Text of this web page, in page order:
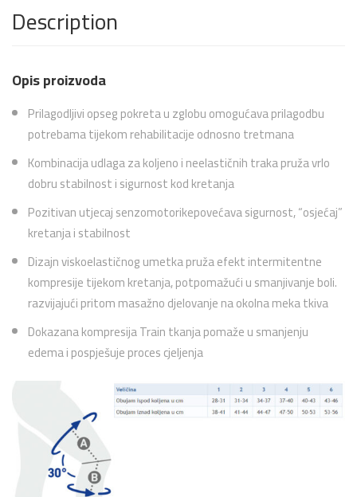
Description
Opis proizvoda
Prilagodljivi opseg pokreta u zglobu omogućava prilagodbu
potrebama tijekom rehabilitacije odnosno tretmana
Kombinacija udlaga za koljeno i neelastičnih traka pruža vrlo
dobru stabilnost i sigurnost kod kretanja
Pozitivan utjecaj senzomotorikepovećava sigurnost, “osjećaj”
kretanja i stabilnost
Dizajn viskoelastičnog umetka pruža efekt intermitentne
kompresije tijekom kretanja, potpomažući u smanjivanje boli.
razvijajući pritom masažno djelovanje na okolna meka tkiva
Dokazana kompresija Train tkanja pomaže u smanjenju
edema i pospješuje proces cjeljenja